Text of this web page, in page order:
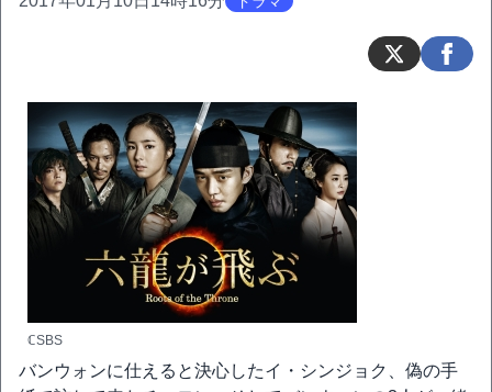
ℂSBS
バンウォンに仕えると決心したイ・シンジョク、偽の手